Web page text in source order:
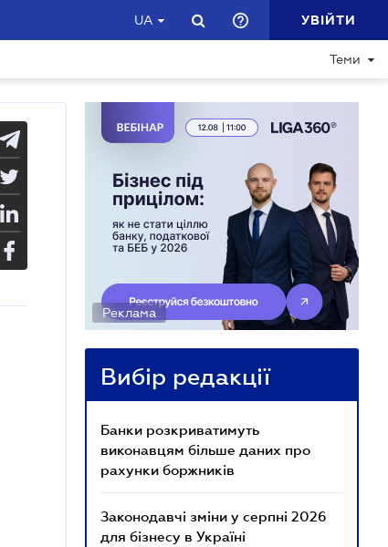
UA УВІЙТИ
Теми
Реклама
Вибір редакції
Банки розкриватимуть
виконавцям більше даних про
рахунки боржників
Законодавчі зміни у серпні 2026
для бізнесу в Україні